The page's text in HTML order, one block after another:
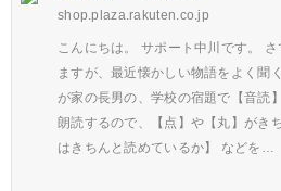
shop.plaza.rakuten.co.jp
こんにちは。 サポート中川です。
ますが、最近懐かしい物語をよく聞
が家の長男の、学校の宿題で【音読
朗読するので、【点】や【丸】がき
はきちんと読めているか】 などを…